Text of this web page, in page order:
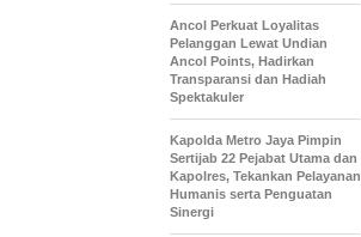
Ancol Perkuat Loyalitas
Pelanggan Lewat Undian
Ancol Points, Hadirkan
Transparansi dan Hadiah
Spektakuler
Kapolda Metro Jaya Pimpin
Sertijab 22 Pejabat Utama dan
Kapolres, Tekankan Pelayanan
Humanis serta Penguatan
Sinergi